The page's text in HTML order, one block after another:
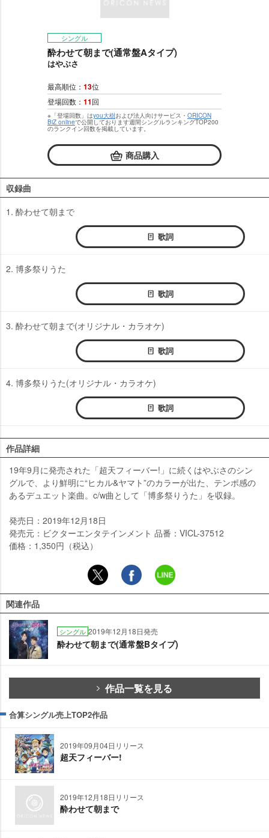
シングル
酔わせて朝まで(通常盤Aタイプ)
はやぶさ
最高順位： 13位
登場回数： 11回
※「登場回数」はyou大樹および法人向けサービス・ ORICON
BiZ onlineで公開しております週間シングルランキングTOP200
のランクイン回数を掲載しています。
商品購入
収録曲
1. 酔わせて朝まで
歌詞
2. 博多祭りうた
歌詞
3. 酔わせて朝まで(オリジナル・カラオケ)
歌詞
4. 博多祭りうた(オリジナル・カラオケ)
歌詞
作品詳細
19年9月に発売された「超天フィーバー!」に続くはやぶさのシン
グルで、より鮮明に“ヒカル&ヤマト”のカラーが出た、テンポ感の
あるデュエット楽曲。c/w曲として「博多祭りうた」を収録。
発売日：2019年12月18日
発売元：ビクターエンタテインメント 品番：VICL-37512
価格：1,350円（税込）
関連作品
シングル 2019年12月18日発売
酔わせて朝まで(通常盤Bタイプ)
作品一覧を見る
合算シングル売上TOP2作品
2019年09月04日リリース
超天フィーバー!
2019年12月18日リリース
酔わせて朝まで